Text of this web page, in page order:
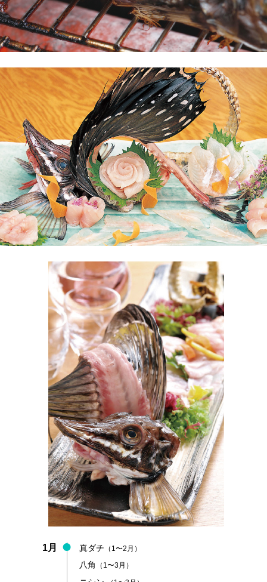
1月 真ダチ （1〜2月）
八角 （1〜3月）